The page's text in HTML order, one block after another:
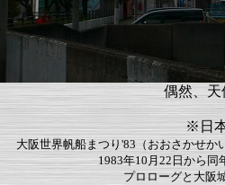
偶然、天
※日
大阪世界帆船まつり'83（おおさかせか
1983年10月22日から同
プロローグと大阪